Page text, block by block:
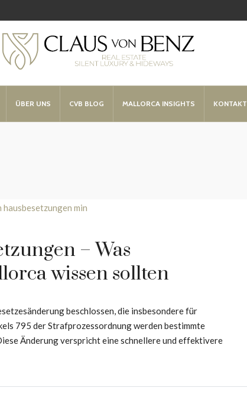
ÜBER UNS CVB BLOG MALLORCA INSIGHTS KONTAKT
– Was
wissen sollten
beschlossen, die insbesondere für
795 der Strafprozessordnung werden bestimmte
Änderung verspricht eine schnellere und effektivere